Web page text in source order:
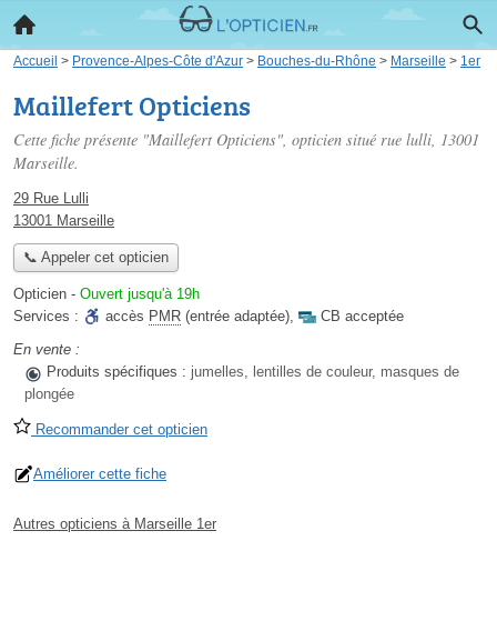
Accueil > Provence-Alpes-Côte d'Azur > Bouches-du-Rhône > Marseille > 1er
Maillefert Opticiens
Cette fiche présente "Maillefert Opticiens", opticien situé rue lulli, 13001
Marseille.
29 Rue Lulli
13001 Marseille
📞 Appeler cet opticien
Opticien - Ouvert jusqu'à 19h
Services :
accès PMR (entrée adaptée),
CB acceptée
En vente :
Produits spécifiques : jumelles, lentilles de couleur, masques de
plongée
Recommander cet opticien
Améliorer cette fiche
Autres opticiens à Marseille 1er